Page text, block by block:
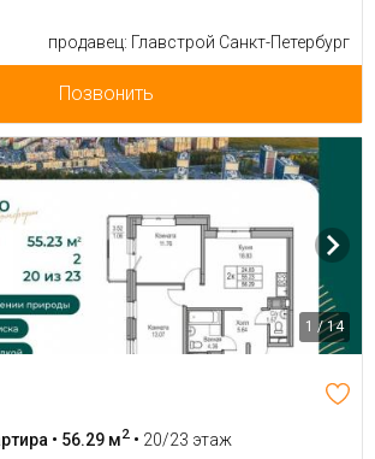
продавец: Главстрой Санкт-Петербург
Позвонить
1 / 14
• 56.29 м2 • 20/23 этаж